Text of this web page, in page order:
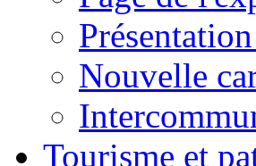
Nouvelle
Tourisme et